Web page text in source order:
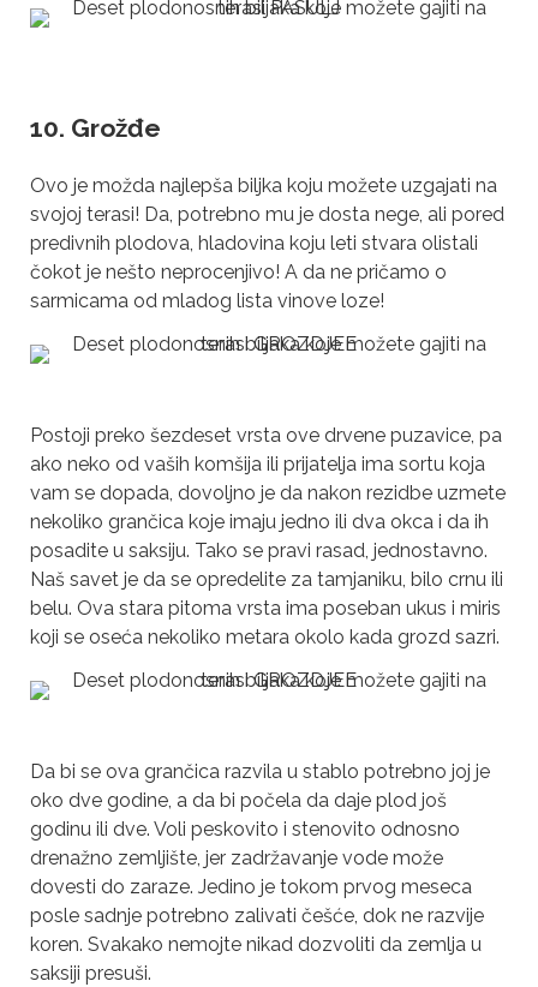
10. Grožđe
Ovo je možda najlepša biljka koju možete uzgajati na
svojoj terasi! Da, potrebno mu je dosta nege, ali pored
predivnih plodova, hladovina koju leti stvara olistali
čokot je nešto neprocenjivo! A da ne pričamo o
sarmicama od mladog lista vinove loze!
Postoji preko šezdeset vrsta ove drvene puzavice, pa
ako neko od vaših komšija ili prijatelja ima sortu koja
vam se dopada, dovoljno je da nakon rezidbe uzmete
nekoliko grančica koje imaju jedno ili dva okca i da ih
posadite u saksiju. Tako se pravi rasad, jednostavno.
Naš savet je da se opredelite za tamjaniku, bilo crnu ili
belu. Ova stara pitoma vrsta ima poseban ukus i miris
koji se oseća nekoliko metara okolo kada grozd sazri.
Da bi se ova grančica razvila u stablo potrebno joj je
oko dve godine, a da bi počela da daje plod još
godinu ili dve. Voli peskovito i stenovito odnosno
drenažno zemljište, jer zadržavanje vode može
dovesti do zaraze. Jedino je tokom prvog meseca
posle sadnje potrebno zalivati češće, dok ne razvije
koren. Svakako nemojte nikad dozvoliti da zemlja u
saksiji presuši.